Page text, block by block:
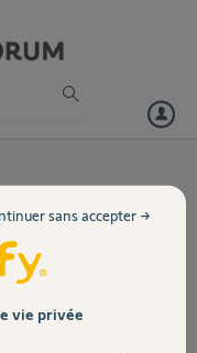
3 fois mais ne
les bras pour qu'ils
ou au boitier à
vie privée
sans accepter →